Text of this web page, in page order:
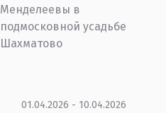
Менделеевы в
подмосковной усадьбе
Шахматово
01.04.2026 - 10.04.2026